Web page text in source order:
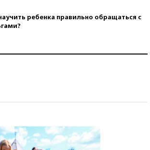
ребенка правильно обращаться с